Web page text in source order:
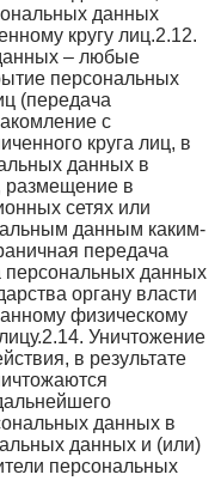
данных
кругу лиц.2.12.
– любые
персональных
(передача
с
круга лиц, в
данных в
размещение в
сетях или
данным каким-
передача
персональных данных
органу власти
физическому
Уничтожение
в результате
данных в
данных и (или)
персональных